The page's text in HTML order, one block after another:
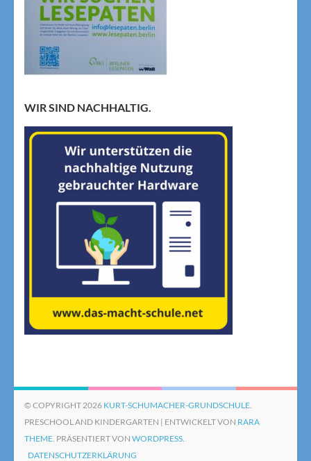
WIR SIND NACHHALTIG.
© COPYRIGHT 2026 KURT-SCHUMACHER-GRUNDSCHULE
PRESCHOOL AND KINDERGARTEN | ENTWICKELT VON RARA
THEME . PRÄSENTIERT VON WORDPRESS.
DATENSCHUTZERKLÄRUNG